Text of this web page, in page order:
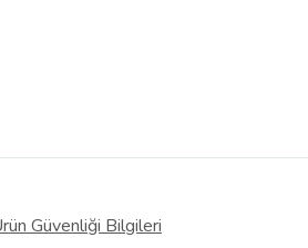
Güvenliği Bilgileri